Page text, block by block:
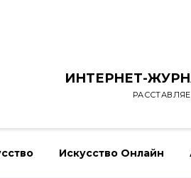
ИНТЕРНЕТ-
Искусство Онлайн